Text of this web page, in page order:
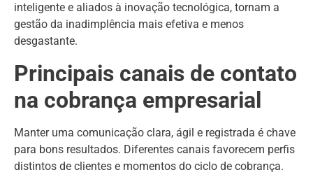
inteligente e aliados à inovação tecnológica, tornam a
gestão da inadimplência mais efetiva e menos
desgastante.
Principais canais de contato
na cobrança empresarial
Manter uma comunicação clara, ágil e registrada é chave
para bons resultados. Diferentes canais favorecem perfis
distintos de clientes e momentos do ciclo de cobrança.